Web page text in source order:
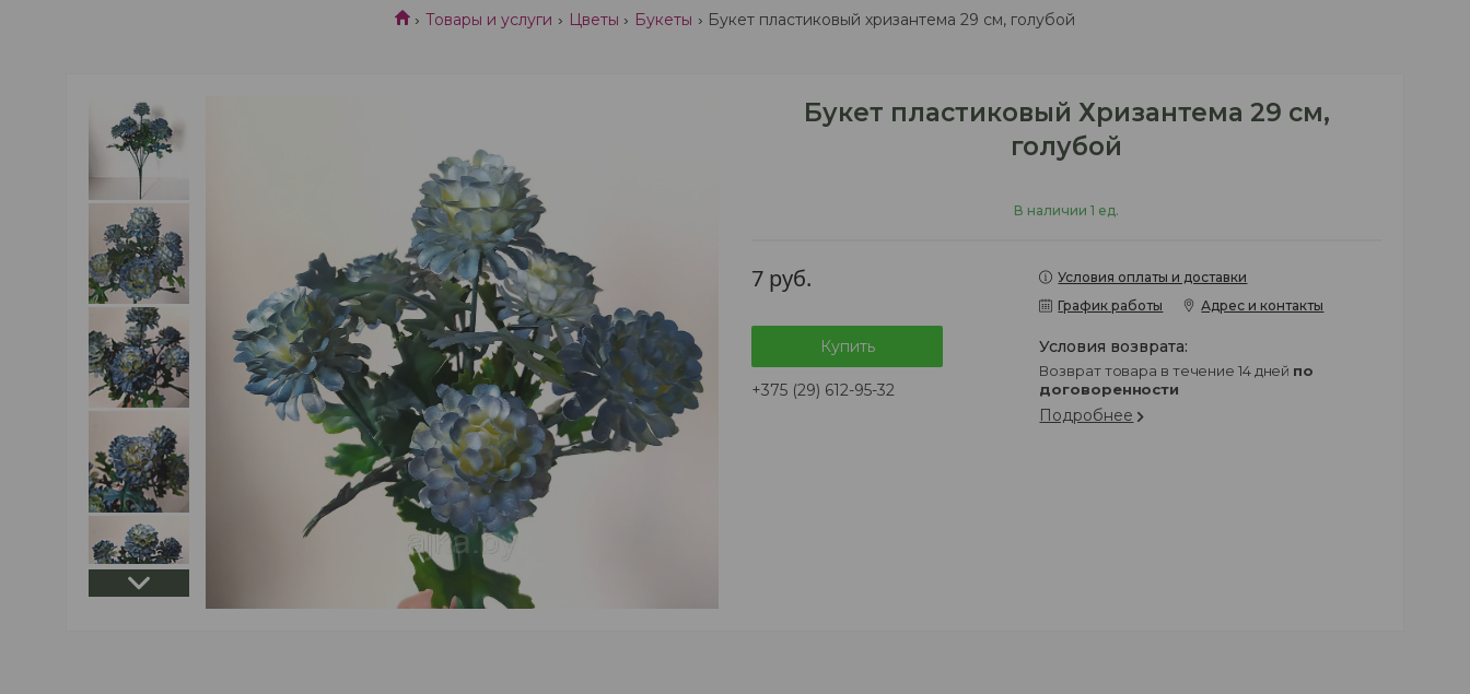
Товары и услуги Цветы Букеты Букет пластиковый хризантема 29 см, голубой
Букет пластиковый Хризантема 29 см,
голубой
В наличии 1 ед.
7 руб.
Купить
+375 (29) 612-95-32
Условия оплаты и доставки
График работы
Адрес и контакты
возврат товара в течение 14 дней по
договоренности
Подробнее